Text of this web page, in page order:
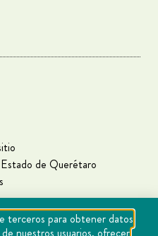
de Querétaro
terceros para obtener datos